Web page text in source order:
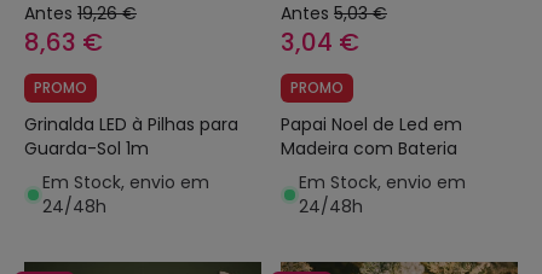
Antes 19,26 €
8,63 €
PROMO
Grinalda LED à Pilhas para
Guarda-Sol 1m
Em Stock, envio em
24/48h
Antes 5,03 €
3,04 €
PROMO
Papai Noel de Led em
Madeira com Bateria
Em Stock, envio em
24/48h